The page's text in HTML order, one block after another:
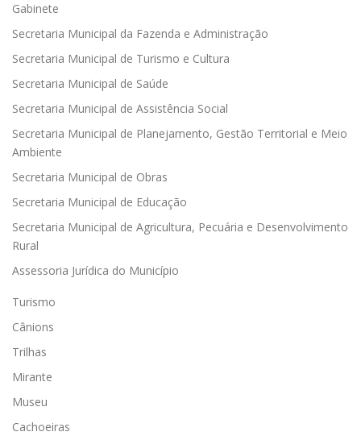
Gabinete
Secretaria Municipal da Fazenda e Administração
Secretaria Municipal de Turismo e Cultura
Secretaria Municipal de Saúde
Secretaria Municipal de Assistência Social
Secretaria Municipal de Planejamento, Gestão Territorial e Meio
Ambiente
Secretaria Municipal de Obras
Secretaria Municipal de Educação
Secretaria Municipal de Agricultura, Pecuária e Desenvolvimento
Rural
Assessoria Jurídica do Município
Turismo
Cânions
Trilhas
Mirante
Museu
Cachoeiras